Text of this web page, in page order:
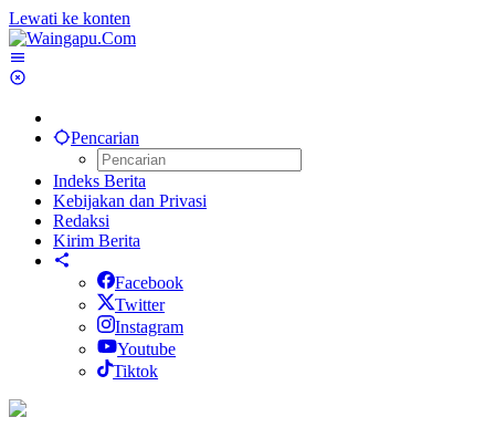
Lewati ke konten
Pencarian
Indeks Berita
Kebijakan dan Privasi
Redaksi
Kirim Berita
Facebook
Twitter
Instagram
Youtube
Tiktok